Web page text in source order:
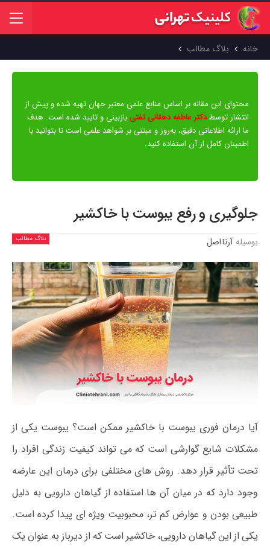
خانه بلاگ مطالب
محتوای این مقاله بر اساس منابع علمی معتبر جهان تهیه شده و پیش از
انتشار توسطدکتر عاطفه دهقانی تفتی بازبینی و تایید شده است. هدف
ما ارائه اطلاعاتی دقیق، به‌روز و مبتنی بر شواهد علمی است تا بتوانید با
اطمینان کامل از آن استفاده کنید.
جلوگیری و رفع یبوست با خاکشیر
بلاگ مطالب بوسیله آرتا اصل
آیا درمان فوری یبوست با خاکشیر ممکن است؟ یبوست یکی از
مشکلات شایع گوارشی است که می تواند کیفیت زندگی افراد را
تحت تأثیر قرار دهد. روش های مختلفی برای درمان این عارضه
وجود دارد که در میان آن ها استفاده از گیاهان دارویی به دلیل
طبیعی بودن و عوارض کم تر، محبوبیت ویژه ای پیدا کرده است.
یکی از این گیاهان دارویی، خاکشیر است که از دیرباز به عنوان یک